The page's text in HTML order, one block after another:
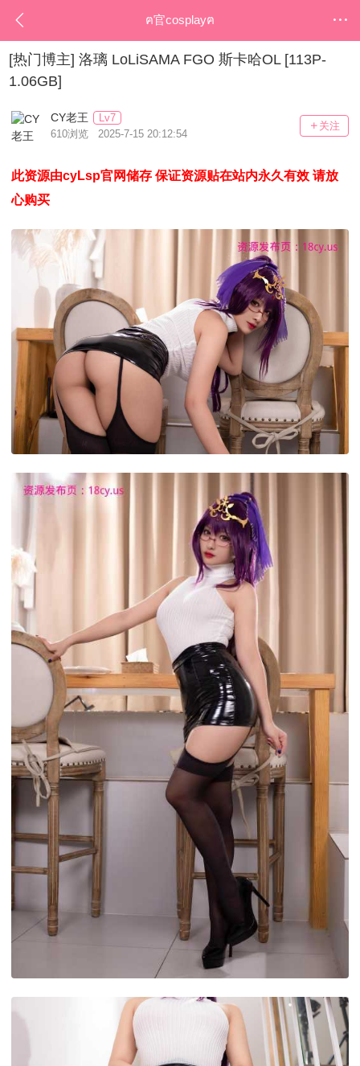
ฅ官cosplayฅ
[热门博主] 洛璃 LoLiSAMA FGO 斯卡哈OL [113P-
1.06GB]
CY老王
Lv7
610浏览 2025-7-15 20:12:54
关注
此资源由cyLsp官网储存 保证资源贴在站内永久有效 请放
心购买